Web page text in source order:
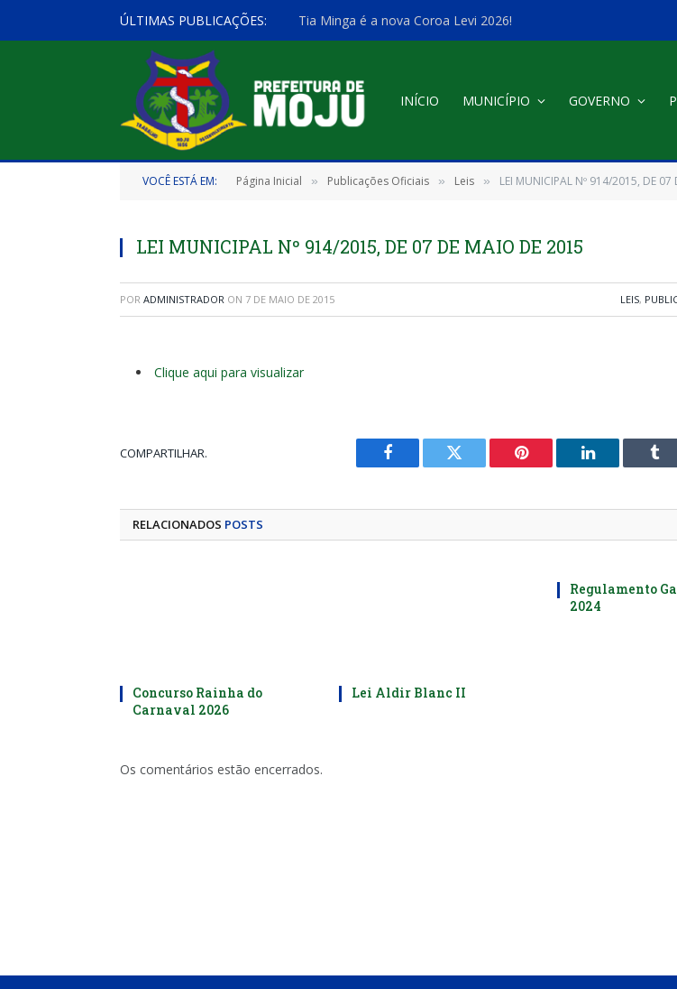
ÚLTIMAS PUBLICAÇÕES: Tia Minga é a nova Coroa Levi 2026!
INÍCIO MUNICÍPIO GOVERNO
VOCÊ ESTÁ EM: Página Inicial » Publicações Oficiais » Leis » LEI MUNICIPAL Nº 914/2015, DE 07
LEI MUNICIPAL Nº 914/2015, DE 07 DE MAIO DE 2015
POR ADMINISTRADOR ON 7 DE MAIO DE 2015 LEIS,
Clique aqui para visualizar
COMPARTILHAR.
Facebook Twitter Pinterest LinkedIn
RELACIONADOS POSTS
Concurso Rainha do
Carnaval 2026
Lei Aldir Blanc II
Regulamento
2024
Os comentários estão encerrados.